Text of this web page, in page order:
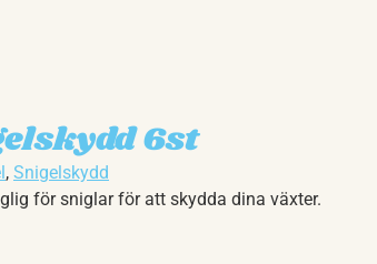
6st
, Snigelskydd
för sniglar för att skydda dina växter.